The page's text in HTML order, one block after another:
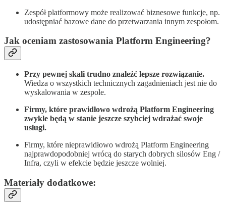
Zespół platformowy może realizować biznesowe funkcje, np.
udostępniać bazowe dane do przetwarzania innym zespołom.
Jak oceniam zastosowania Platform Engineering?
Przy pewnej skali trudno znaleźć lepsze rozwiązanie.
Wiedza o wszystkich technicznych zagadnieniach jest nie do
wyskalowania w zespole.
Firmy, które prawidłowo wdrożą Platform Engineering
zwykle będą w stanie jeszcze szybciej wdrażać swoje
usługi.
Firmy, które nieprawidłowo wdrożą Platform Engineering
najprawdopodobniej wrócą do starych dobrych silosów Eng /
Infra, czyli w efekcie będzie jeszcze wolniej.
Materiały dodatkowe: